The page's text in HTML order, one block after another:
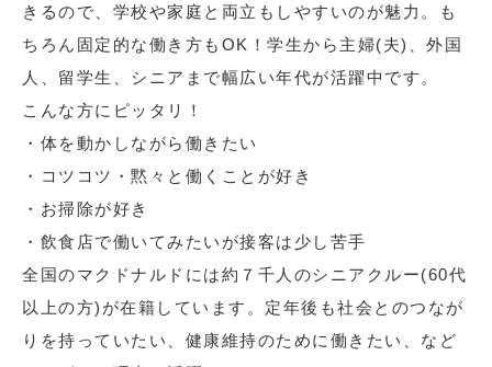
きるので、学校や家庭と両立もしやすいのが魅力。も
ちろん固定的な働き方もOK！学生から主婦(夫)、外国
人、留学生、シニアまで幅広い年代が活躍中です。
こんな方にピッタリ！
・体を動かしながら働きたい
・コツコツ・黙々と働くことが好き
・お掃除が好き
・飲食店で働いてみたいが接客は少し苦手
全国のマクドナルドには約７千人のシニアクルー(60代
以上の方)が在籍しています。定年後も社会とのつなが
りを持っていたい、健康維持のために働きたい、など